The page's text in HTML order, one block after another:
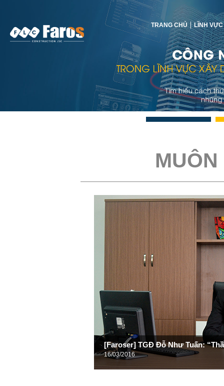
TRANG CHỦ LĨNH
[Faroser] TGĐ Đỗ Như Tuấn:
16/03/2016